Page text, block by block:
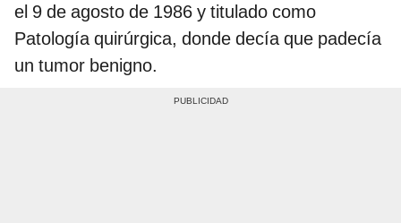
el 9 de agosto de 1986 y titulado como
Patología quirúrgica, donde decía que padecía
un tumor benigno.